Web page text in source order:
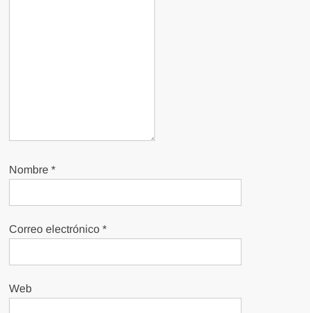
Nombre*
Correo electrónico*
Web